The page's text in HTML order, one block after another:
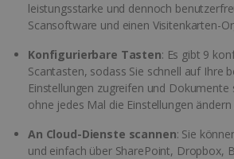
leistungsstarke und dennoch
Scansoftware und einen Visitenkarten-
Konfigurierbare Tasten: Es gibt 9
Scantasten, sodass Sie schnell auf Ihre
Einstellungen zugreifen und Dokumente
ohne jedes Mal die Einstellungen
An Cloud-Dienste scannen: Sie
und einfach über SharePoint, Dropbox,